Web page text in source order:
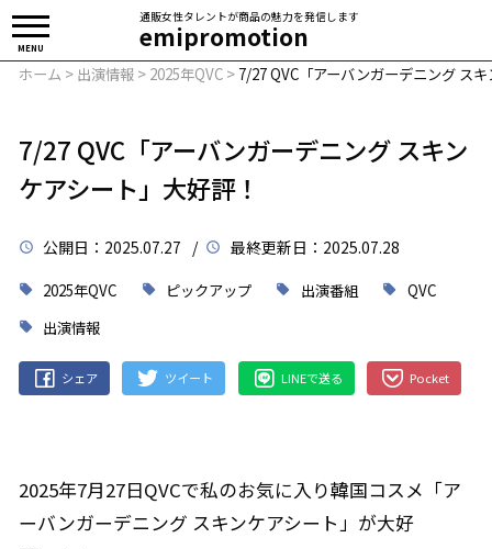
通販女性タレントが商品の魅力を発信します
emipromotion
MENU
ホーム > 出演情報> 2025年QVC> 7/27 QVC「アーバンガーデニング ス
7/27 QVC「アーバンガーデニング スキン
ケアシート」大好評！
公開日 ：2025.07.27 / 最終更新日 ：2025.07.28
2025年QVC ピックアップ 出演番組
QVC
出演情報
シェア ツイート LINEで送る Pocket
2025年7月27日QVCで私のお気に入り韓国コスメ「ア
ーバンガーデニング スキンケアシート」が大好